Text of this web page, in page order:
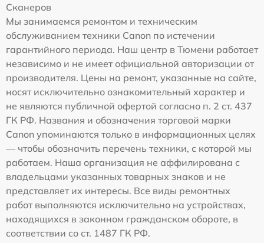
Сканеров
Мы занимаемся ремонтом и техническим
обслуживанием техники Canon по истечении
гарантийного периода. Наш центр в Тюмени работает
независимо и не имеет официальной авторизации от
производителя. Цены на ремонт, указанные на сайте,
носят исключительно ознакомительный характер и
не являются публичной офертой согласно п. 2 ст. 437
ГК РФ. Названия и обозначения торговой марки
Canon упоминаются только в информационных целях
— чтобы обозначить перечень техники, с которой мы
работаем. Наша организация не аффилирована с
владельцами указанных товарных знаков и не
представляет их интересы. Все виды ремонтных
работ выполняются исключительно на устройствах,
находящихся в законном гражданском обороте, в
соответствии со ст. 1487 ГК РФ.